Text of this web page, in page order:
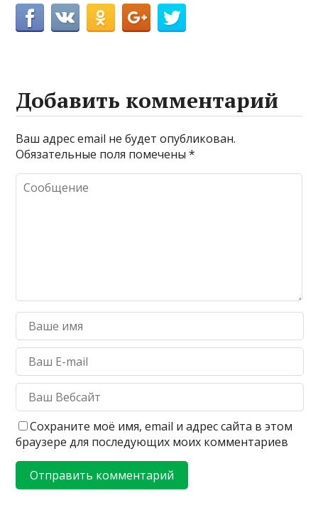
Добавить комментарий
Ваш адрес email не будет опубликован.
Обязательные поля помечены*
Сохраните моё имя, email и адрес сайта в этом
браузере для последующих моих комментариев